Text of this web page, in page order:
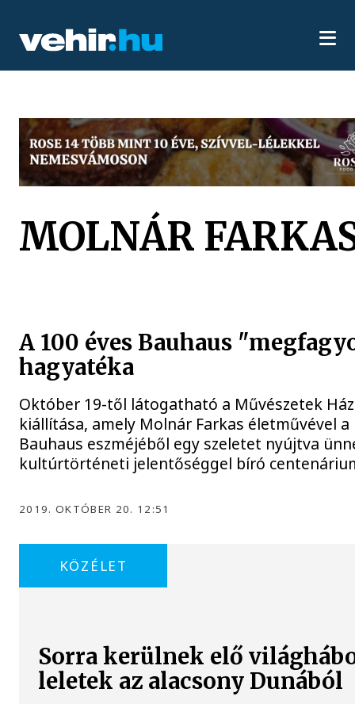
MOLNÁR
A 100 éves Bauhaus
hagyatéka
Október 19-től látogatható a Művészetek
kiállítása, amely Molnár Farkas életművével a
Bauhaus eszméjéből egy szeletet nyújtva
kultúrtörténeti jelentőséggel bíró
2019. OKTÓBER 20. 12:51
KÖZÉLET
Sorra kerülnek elő
leletek az alacsony Dunából